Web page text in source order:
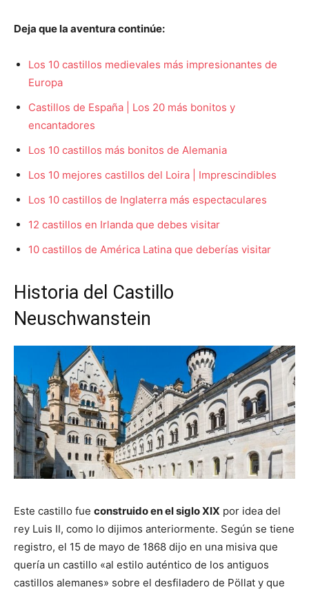
Deja que la aventura continúe:
Los 10 castillos medievales más impresionantes de
Europa
Castillos de España | Los 20 más bonitos y
encantadores
Los 10 castillos más bonitos de Alemania
Los 10 mejores castillos del Loira | Imprescindibles
Los 10 castillos de Inglaterra más espectaculares
12 castillos en Irlanda que debes visitar
10 castillos de América Latina que deberías visitar
Historia del Castillo
Neuschwanstein
Este castillo fue construido en el siglo XIX por idea del
rey Luis II, como lo dijimos anteriormente. Según se tiene
registro, el 15 de mayo de 1868 dijo en una misiva que
quería un castillo «al estilo auténtico de los antiguos
castillos alemanes» sobre el desfiladero de Pöllat y que